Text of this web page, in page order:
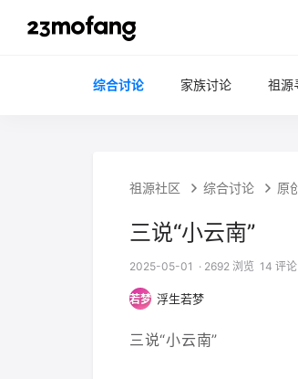
综合讨论 家族讨论 祖源
祖源社区 综合讨论 原
三说“小云南”
2025-05-01 · 2692 浏览 14 评论
若梦 浮生若梦
三说“小云南”